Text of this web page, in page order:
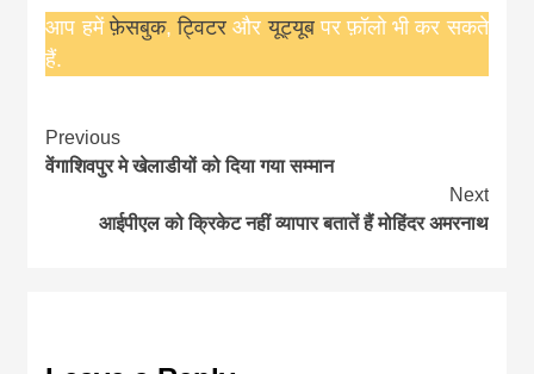
आप हमेंफ़ेसबुक,ट्विटरऔरयूट्यूबपर फ़ॉलो भी कर सकते
हैं.
Continue
Reading
Previous
वेंगाशिवपुर मे खेलाडीयों को दिया गया सम्मान
Next
आईपीएल को क्रिकेट नहीं व्यापार बतातें हैं मोहिंदर अमरनाथ